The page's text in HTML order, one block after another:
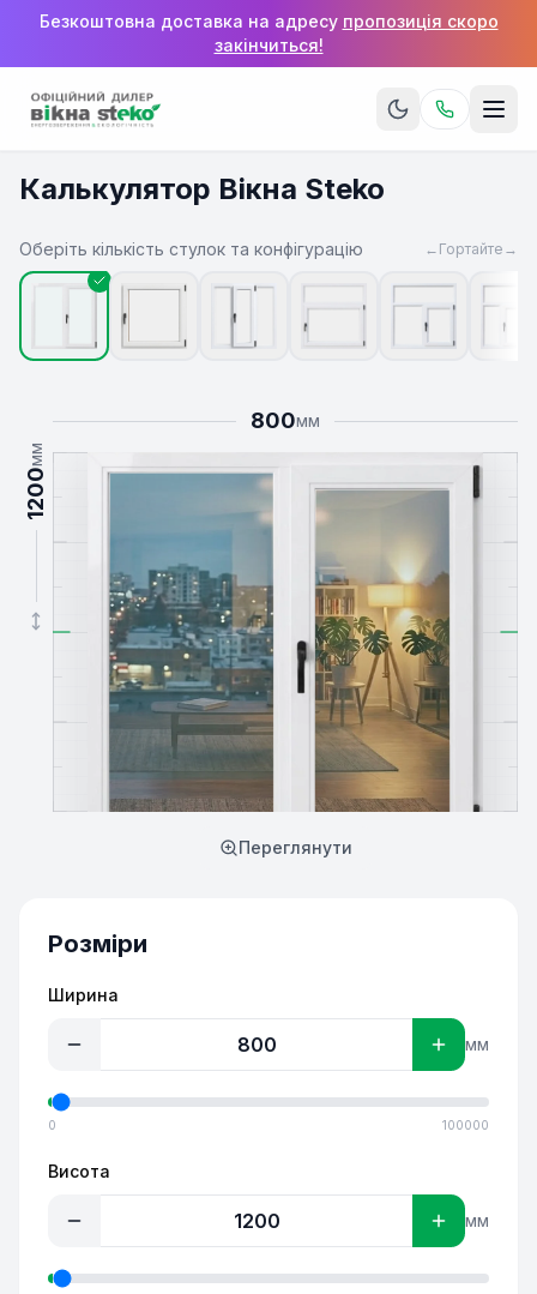
Безкоштовна доставка на адресу пропозиція скоро
закінчиться!
Калькулятор Вікна Steko
Оберіть кількість стулок та конфігурацію ← Гортайте →
1200
мм
800мм
Переглянути
Розміри
Ширина
мм
0 100000
Висота
мм